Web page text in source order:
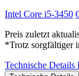
Intel Core i5-3450
Preis zuletzt
*Trotz sorgfältiger
Technische Details